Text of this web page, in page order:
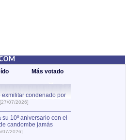
Más votado
condenado por
[27/07/2026]
10º aniversario con el
candombe jamás
07/2026]